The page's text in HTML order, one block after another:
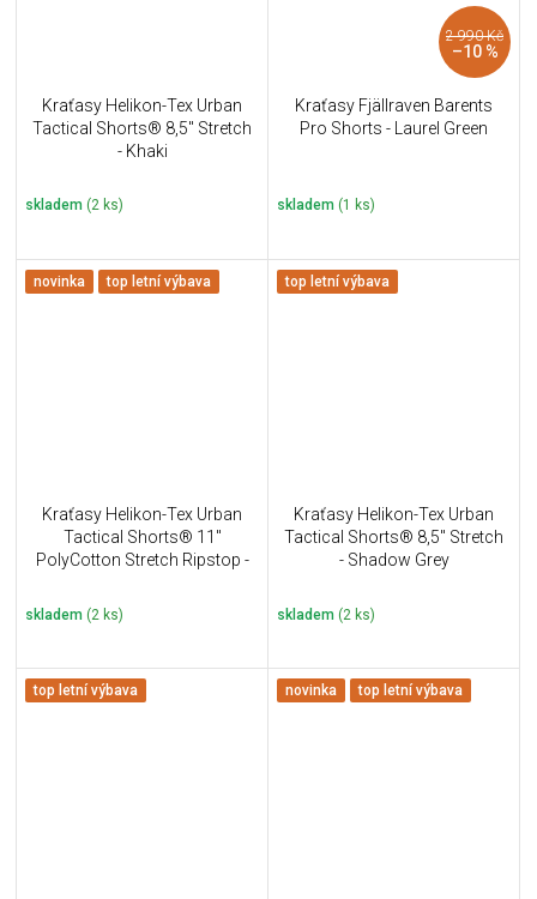
Kraťasy Helikon-Tex Urban
Tactical Shorts® 8,5" Stretch
- Khaki
skladem (2 ks)
2 990 Kč
–10 %
Kraťasy Fjällraven Barents
Pro Shorts - Laurel Green
skladem (1 ks)
novinka top letní výbava
Kraťasy Helikon-Tex Urban
Tactical Shorts® 11''
PolyCotton Stretch Ripstop -
skladem (2 ks)
top letní výbava
Kraťasy Helikon-Tex Urban
Tactical Shorts® 8,5" Stretch
- Shadow Grey
skladem (2 ks)
top letní výbava novinka top letní výbava